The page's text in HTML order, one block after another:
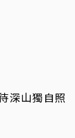
深山獨自照